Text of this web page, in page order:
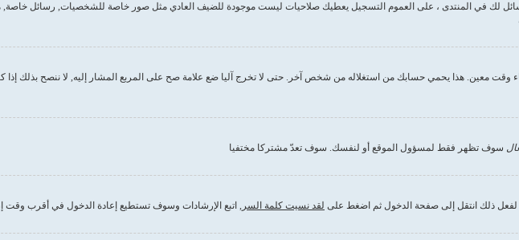
لك في المنتدى ، على العموم التسجيل يعطيك صلاحيات ليست موجودة للضيف العادي مثل صور خاصة للشخصيات, رسائل خاصة,
وقت معين. هذا يحمي حسابك من استغلاله من شخص آخر. حتى لا تخرج آليا ضع علامة صح على المربع المشار إليه, لا ننصح بذلك
سوف تظهر فقط لمسؤول الموقع أو لنفسك. سوف تعدّ مشتركا مختفيا
لفعل ذلك انتقل إلى صفحة الدخول ثم اضغط على لقد نسيت كلمة السر , اتبع الإرشادات وسوف تستطيع إعادة الدخول في أقرب وقت